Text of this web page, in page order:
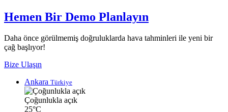
Hemen Bir Demo Planlayın
Daha önce görülmemiş doğruluklarda hava tahminleri ile yeni bir
çağ başlıyor!
Bize Ulaşın
Ankara Türkiye
Çoğunlukla açık
25°C